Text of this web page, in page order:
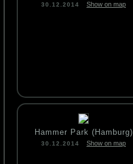
30.12.2014 Show on map
Hammer Park (Hamburg)
30.12.2014 Show on map